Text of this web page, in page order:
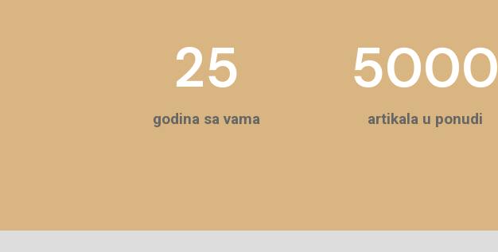
25
godina sa vama
5000
artikala u ponudi